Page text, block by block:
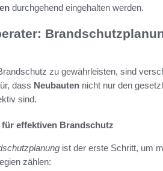
durchgehend eingehalten werden.
zu gewährleisten, sind
dass Neubauten nicht nur den
sind.
effektiven Brandschutz
ist der erste Schritt, um
zählen: